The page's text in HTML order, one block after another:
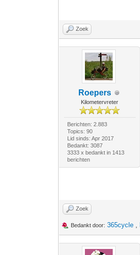
Zoek
Roepers
Kilometervreter
Berichten: 2.883
Topics: 90
Lid sinds: Apr 2017
Bedankt: 3087
3333 x bedankt in 1413
berichten
Zoek
Bedankt door: 365cycle ,